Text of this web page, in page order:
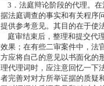
3．法庭辩论阶段的代理。在
据法庭调查的事实和有关程序
提供参考意见。其目的在于使
庭审结束后，整理和提交代
效果；在有些二审案件中，法
方应将自己的意见以书面化的
理代理词时，应注意回忆一下
者完善对对方所举证据的质疑